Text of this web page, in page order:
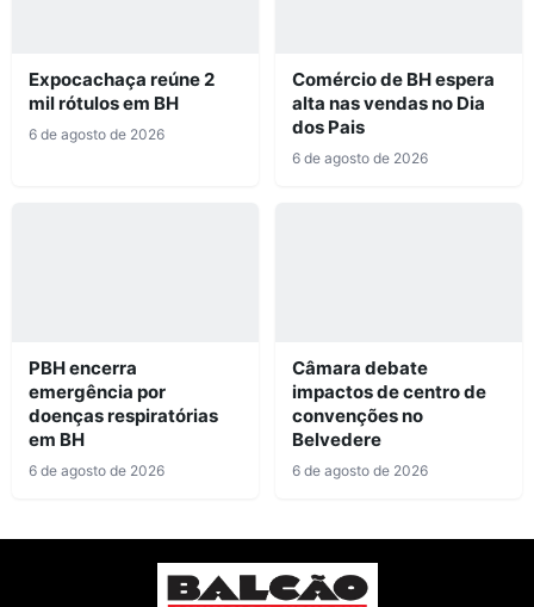
Expocachaça reúne 2
mil rótulos em BH
6 de agosto de 2026
Comércio de BH espera
alta nas vendas no Dia
dos Pais
6 de agosto de 2026
PBH encerra
emergência por
doenças respiratórias
em BH
6 de agosto de 2026
Câmara debate
impactos de centro de
convenções no
Belvedere
6 de agosto de 2026